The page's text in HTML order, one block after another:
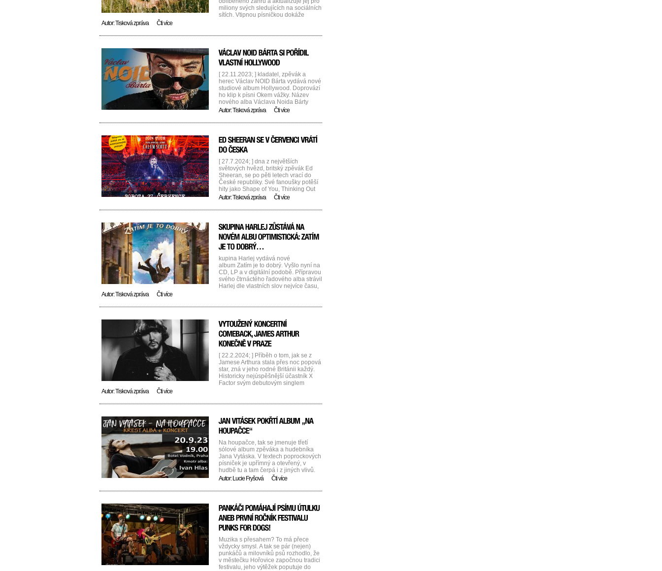
miliony svých sledujících na sociálních
sítích. Vtipnou písničkou dokáže
Popularita citlivého duetu s Walk off
úspěch, že ji i přes původní nevoli
labelu společně [...]...
Autor:Tisková zpráva Čti více
[ 22.11.2023; ] kladatel, zpěvák a
herec Václav NOID Bárta vydává nové
studiové album Hollywood. Doprovází
ho klip k písni Okem vážky. Název
nového alba Václava Noida Bárty
odkazuje na jeho filmové lásky. „Pro
protože vlastně všech 6 nových písní
Hned titulní písnička Hollywood je o
herci, který chtěl jít do Hollywoodu,
kde potká [...]...
Autor:Tisková zpráva Čti více
[ 27.7.2024; ] dna z největších
světových hvězd, britský zpěvák Ed
Sheeran, se po pěti letech vrací do
České republiky. Své fanoušky potěší
hity jako Shape of You, Thinking Out
Loud nebo Perfect, které mají na
13,2 miliard zhlédnutí. Jeho
rekordní americké turné, na kterém Ed
vytvořil několik rekordů v návštěvnosti,
[...]...
Autor:Tisková zpráva Čti více
kupina Harlej vydává nové
album Zatím je to dobrý. Vyšlo nyní na
CD, LP a v digitální podobě. Přípravou
svého čtrnáctého řadového alba strávil
Harlej dle vlastních slov nejvíce času,
podobu uplynuly tři roky. „Vzniklo to
mohli vytvořit. Věříme, že to stejně
budou cítit i [...]...
Autor:Tisková zpráva Čti více
[ 22.2.2024; ] Příběh o tom, jak se z
Jamese Arthura stala přes noc popová
star, zná v jeho rodné Británii každý.
Historicky nejúspěšnější účastník X
Factor svým debutovým singlem
nejen doma, ale ve více než 50
poslechovosti nikdy nezmizel, teď v
Praze [...]...
Autor:Tisková zpráva Čti více
Na houpačce, tak se jmenuje třetí
sólové album zpěváka a hudebníka
Jana Vytáska. V textech poprockových
písniček je upřímný a otevřený, v
hudbě tu a tam čerpá i z jiných vlivů.
Křest proběhne ve středu 20.9.2023
botelu Vodník. A kdo je Jan Vytásek a
Autor: Lucie Fryšová Čti více
Muzika s přesahem? To má přece
vždycky smysl. A tak se pár (nejen)
punkáčů a milovníků psů rozhodlo, že
v městečku Hořovice započnou tradici
festivalu, jeho výtěžek poputuje do